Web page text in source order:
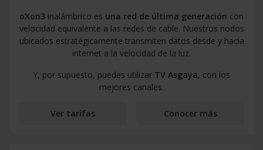
oXon3 inalámbrico es una red de última generación con
velocidad equivalente a las redes de cable. Nuestros nodos
ubicados estratégicamente transmiten datos desde y hacia
internet a la velocidad de la luz.
Y, por supuesto, puedes utilizar TV Asgaya, con los
mejores canales.
Ver tarifas Conocer más